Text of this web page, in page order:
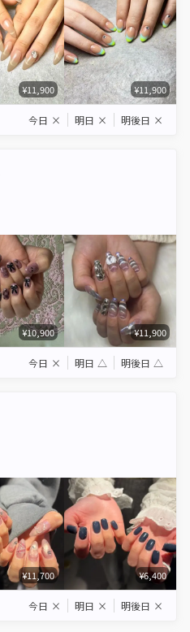
¥11,900 ¥11,900
今日 × 明日 × 明後日 ×
¥10,900 ¥11,900
今日 × 明日 △ 明後日 △
¥11,700 ¥6,400
今日 × 明日 × 明後日 ×